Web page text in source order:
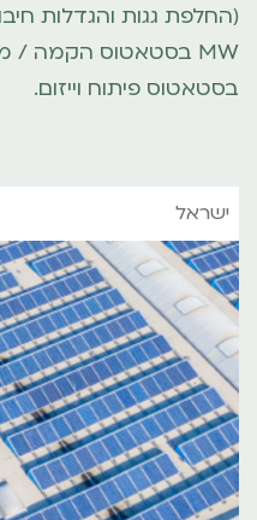
בסטאטוס פיתוח וייזום.
ישראל